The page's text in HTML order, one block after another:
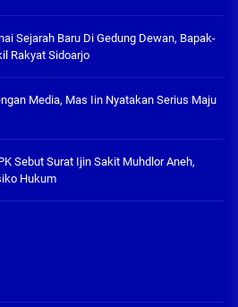
Sejarah Baru Di Gedung Dewan, Bapak-
Rakyat Sidoarjo
Media, Mas Iin Nyatakan Serius Maju
Sebut Surat Ijin Sakit Muhdlor Aneh,
Hukum